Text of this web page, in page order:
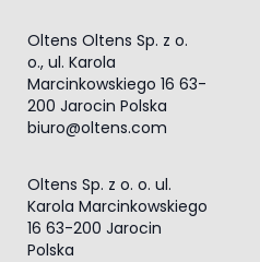
Oltens Oltens Sp. z o.
o., ul. Karola
Marcinkowskiego 16 63-
200 Jarocin Polska
biuro@oltens.com
Oltens Sp. z o. o. ul.
Karola Marcinkowskiego
16 63-200 Jarocin
Polska